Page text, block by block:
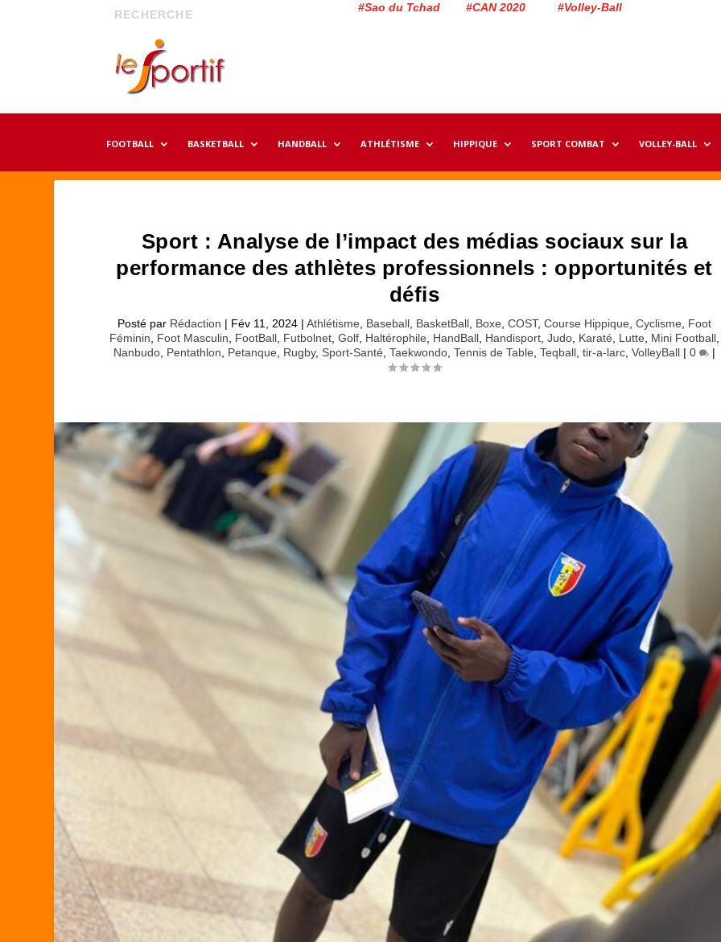
#Sao du Tchad #CAN 2020 #Volley-Ball
FOOTBALL BASKETBALL HANDBALL ATHLÉTISME HIPPIQUE SPORT COMBAT VOLLEY-BALL
Sport : Analyse de l’impact des médias sociaux sur la
performance des athlètes professionnels : opportunités et
défis
Posté par Rédaction | Fév 11, 2024| Athlétisme Baseball, BasketBall, Boxe COST, Course Hippique Cyclisme
Foot
Féminin
Foot Masculin FootBall, Futbolnet, Golf, Haltérophile HandBall, Handisport, Judo, Karaté Lutte Mini Football,
Nanbudo, Pentathlon Petanque Rugby, Sport-Santé Taekwondo, Tennis de Table Teqball, tir-a-larc, VolleyBall| 0 |